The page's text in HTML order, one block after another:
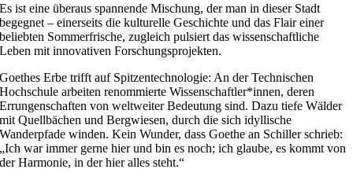
Es ist eine überaus spannende Mischung, der man in dieser Stadt
begegnet – einerseits die kulturelle Geschichte und das Flair einer
beliebten Sommerfrische, zugleich pulsiert das wissenschaftliche
Leben mit innovativen Forschungsprojekten.
Goethes Erbe trifft auf Spitzentechnologie: An der Technischen
Hochschule arbeiten renommierte Wissenschaftler*innen, deren
Errungenschaften von weltweiter Bedeutung sind. Dazu tiefe Wälder
mit Quellbächen und Bergwiesen, durch die sich idyllische
Wanderpfade winden. Kein Wunder, dass Goethe an Schiller schrieb:
„Ich war immer gerne hier und bin es noch; ich glaube, es kommt von
der Harmonie, in der hier alles steht.“